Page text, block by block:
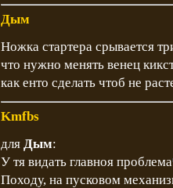
Дым
Ножка стартера срывается
что нужно менять венец
как енто сделать чтоб не
Kmfbs
для Дым:
У тя видать главноя проблема
Походу, на пусковом